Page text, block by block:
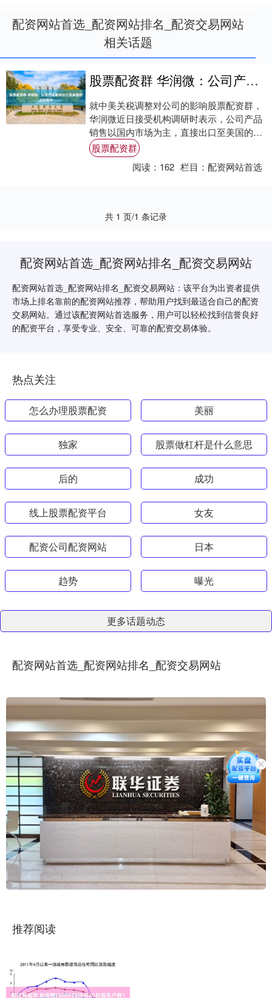
配资网站首选_配资网站排名_配资交易网站
相关话题
股票配资群 华润微：公司产品直接出口至美国的占比较少
就中美关税调整对公司的影响股票配资群，
华润微近日接受机构调研时表示，公司产品
销售以国内市场为主，直接出口至美国的占
比较少，所受影响较低。公司现有整机客户
的销售有....
股票配资群
阅读： 162 栏目：配资网站首选
共 1 页/1 条记录
配资网站首选_配资网站排名_配资交易网站
配资网站首选_配资网站排名_配资交易网站：该平台为出资者提供
市场上排名靠前的配资网站推荐，帮助用户找到最适合自己的配资
交易网站。通过该配资网站首选服务，用户可以轻松找到信誉良好
的配资平台，享受专业、安全、可靠的配资交易体验。
热点关注
怎么办理股票配资 美丽
独家 股票做杠杆是什么意思
后的 成功
线上股票配资平台 女友
配资公司配资网站 日本
趋势 曝光
更多话题动态
配资网站首选_配资网站排名_配资交易网站
推荐阅读